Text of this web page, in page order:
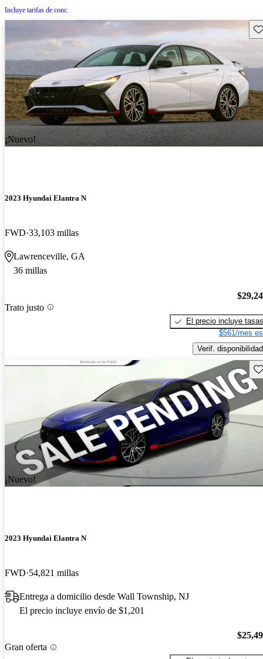
Incluye tarifas de conc.
¡Nuevo!
2023 Hyundai Elantra N
FWD 33,103 millas
Lawrenceville, GA
36 millas
Trato justo
El precio incluye tasas
$561/mes
Verif. disponibilidad
¡Nuevo!
2023 Hyundai Elantra N
FWD 54,821 millas
Entrega a domicilio desde Wall Township, NJ
El precio incluye envío de $1,201
Gran oferta